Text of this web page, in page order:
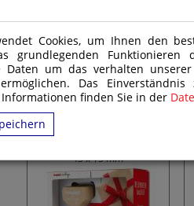
Cookies, um Ihnen den
grundlegenden Funktionieren
Daten um das verhalten
Das
finden Sie in der
Stempelset Besondere
43 x 15 mm